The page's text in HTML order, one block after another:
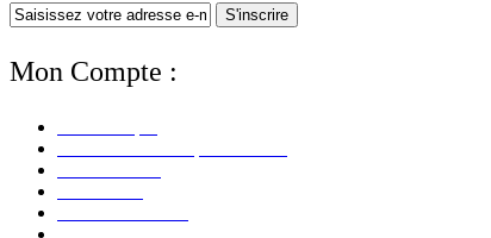
S'inscrire
Mon Compte :